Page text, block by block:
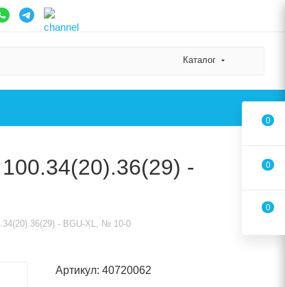
Каталог
-
- BGU-XL, № 10-0
Артикул: 40720062
0
0
0